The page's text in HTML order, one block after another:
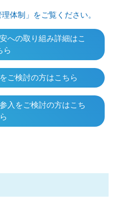
体制」をご覧ください。
への取り組み詳細はこ
ら
ご検討の方はこちら
入をご検討の方はこち
ら